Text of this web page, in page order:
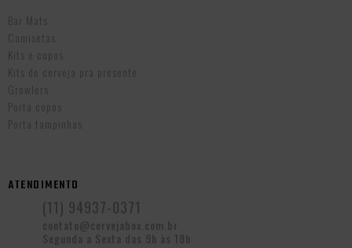
Bar Mats
Camisetas
Kits e copos
Kits de cerveja pra presente
Growlers
Porta copos
Porta tampinhas
ATENDIMENTO
(11) 94937-0371
contato@cervejabox.com.br
Segunda a Sexta das 9h às 18h